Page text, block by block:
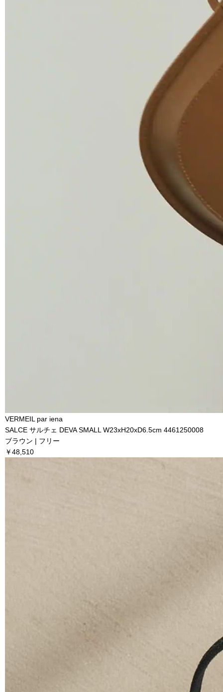
VERMEIL par iena
SALCE サルチェ DEVA SMALL W23xH20xD6.5cm 4461250008
ブラウン | フリー
￥48,510